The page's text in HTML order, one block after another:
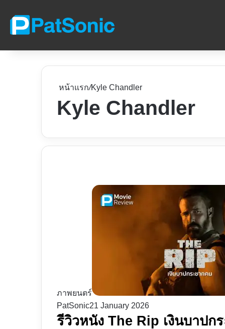
หน้าแรก/Kyle Chandler
Kyle Chandler
ภาพยนตร์
PatSonic21 January 2026
รีวิวหนัง The Rip เงินบาป